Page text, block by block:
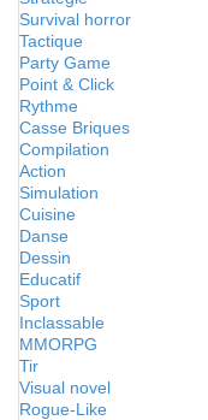
Survival horror
Tactique
Party Game
Point & Click
Rythme
Casse Briques
Compilation
Action
Simulation
Cuisine
Danse
Dessin
Educatif
Sport
Inclassable
MMORPG
Tir
Visual novel
Rogue-Like